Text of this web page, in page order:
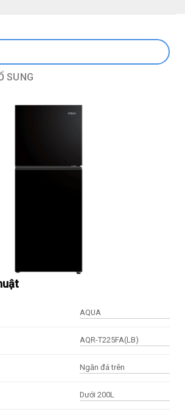
SUNG
AQUA
AQR-T225FA(LB)
Ngăn đá trên
Dưới 200L